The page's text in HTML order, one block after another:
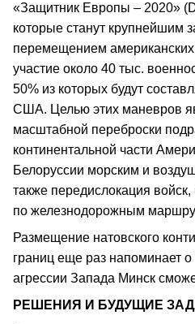
«Защитник Европы – 2020»
которые станут крупнейшим
перемещением
участие около 40 тыс.
50% из которых будут
США. Целью этих маневров
масштабной переброски
континентальной части
Белоруссии морским и
также передислокация
по железнодорожным
Размещение натовского
границ еще раз напоминает о
агрессии Запада Минск
РЕШЕНИЯ И БУДУЩИЕ